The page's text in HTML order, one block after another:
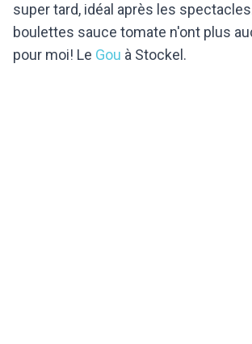
super tard, idéal après les
boulettes sauce tomate n'ont plus
pour moi! Le Gou à Stockel.